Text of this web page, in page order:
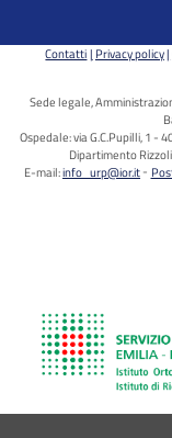
Contatti Privacy policy
Sede legale,
Ospedale: via G.C.Pupilli, 1 -
Dipartimento
E-mail:info_urp@ior.it